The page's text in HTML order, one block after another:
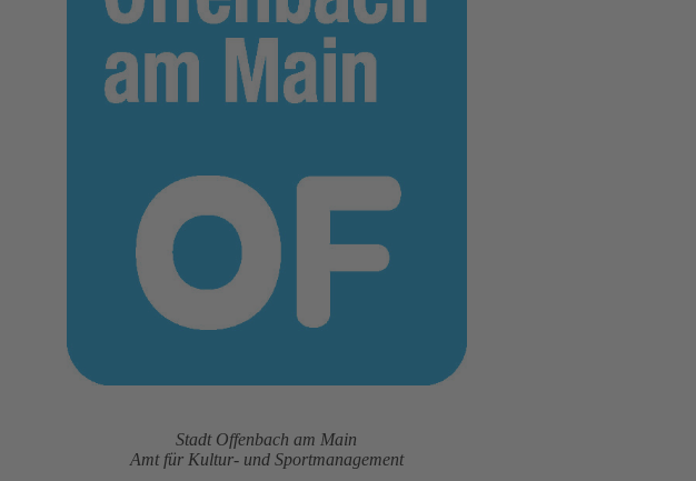
Stadt Offenbach am Main
Amt für Kultur- und Sportmanagement